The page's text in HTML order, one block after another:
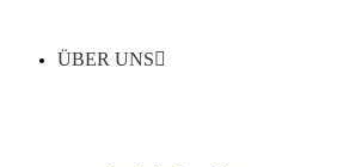
ÜBER UNS